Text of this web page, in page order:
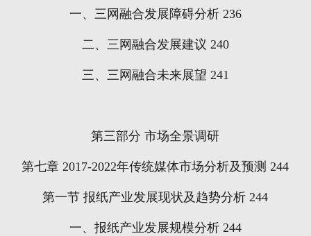
一、三网融合发展障碍分析236
二、三网融合发展建议 240
三、三网融合未来展望 241
第三部分 市场全景调研
第七章 2017-2022年传统媒体市场分析及预测 244
第一节 报纸产业发展现状及趋势分析 244
一、报纸产业发展规模分析244